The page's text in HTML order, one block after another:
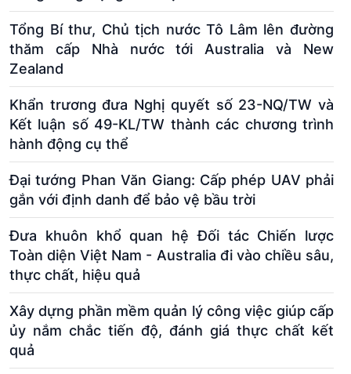
Tổng Bí thư, Chủ tịch nước Tô Lâm lên đường
thăm cấp Nhà nước tới Australia và New
Zealand
Khẩn trương đưa Nghị quyết số 23-NQ/TW và
Kết luận số 49-KL/TW thành các chương trình
hành động cụ thể
Đại tướng Phan Văn Giang: Cấp phép UAV phải
gắn với định danh để bảo vệ bầu trời
Đưa khuôn khổ quan hệ Đối tác Chiến lược
Toàn diện Việt Nam - Australia đi vào chiều sâu,
thực chất, hiệu quả
Xây dựng phần mềm quản lý công việc giúp cấp
ủy nắm chắc tiến độ, đánh giá thực chất kết
quả